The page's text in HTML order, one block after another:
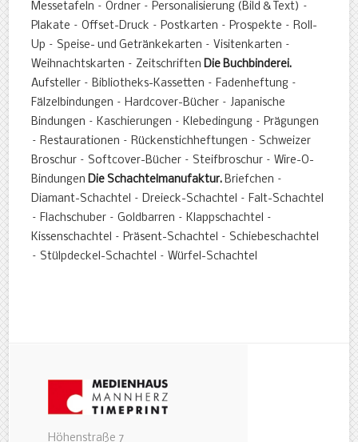
Messetafeln – Ordner – Personalisierung (Bild & Text) –
Plakate – Offset-Druck – Postkarten – Prospekte – Roll-
Up – Speise- und Getränkekarten – Visitenkarten –
Weihnachtskarten – ZeitschriftenDie Buchbinderei.
Aufsteller – Bibliotheks-Kassetten – Fadenheftung –
Fälzelbindungen – Hardcover-Bücher – Japanische
Bindungen – Kaschierungen – Klebedingung – Prägungen
– Restaurationen – Rückenstichheftungen – Schweizer
Broschur – Softcover-Bücher – Steifbroschur – Wire-O-
BindungenDie Schachtelmanufaktur. Briefchen –
Diamant-Schachtel – Dreieck-Schachtel – Falt-Schachtel
– Flachschuber – Goldbarren – Klappschachtel –
Kissenschachtel – Präsent-Schachtel – Schiebeschachtel
– Stülpdeckel-Schachtel – Würfel-Schachtel
Höhenstraße 7